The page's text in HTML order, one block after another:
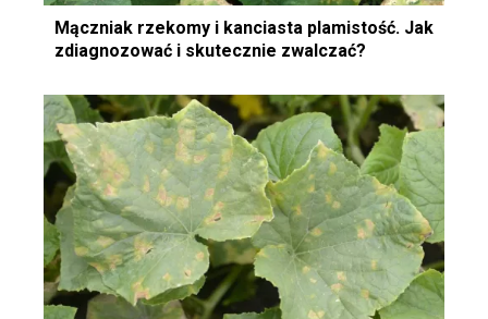
Mączniak rzekomy i kanciasta plamistość. Jak
zdiagnozować i skutecznie zwalczać?